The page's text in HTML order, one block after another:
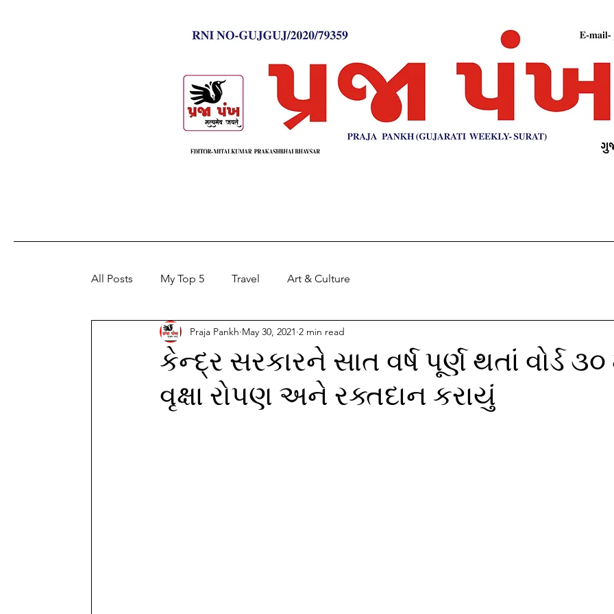
All Posts My Top 5 Travel Art & Culture
કેન્દ્ર સરકારને સાત વર્ષ પૂર્ણ થતાં વોર્ડ ૩૦
વૃક્ષા રોપણ અને રક્તદાન કરાયું
Praja Pankh May 30, 2021 2 min read